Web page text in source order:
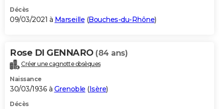
Décès
09/03/2021 à Marseille (Bouches-du-Rhône)
Rose DI GENNARO (84 ans)
Créer une cagnotte obsèques
Naissance
30/03/1936 à Grenoble (Isère)
Décès